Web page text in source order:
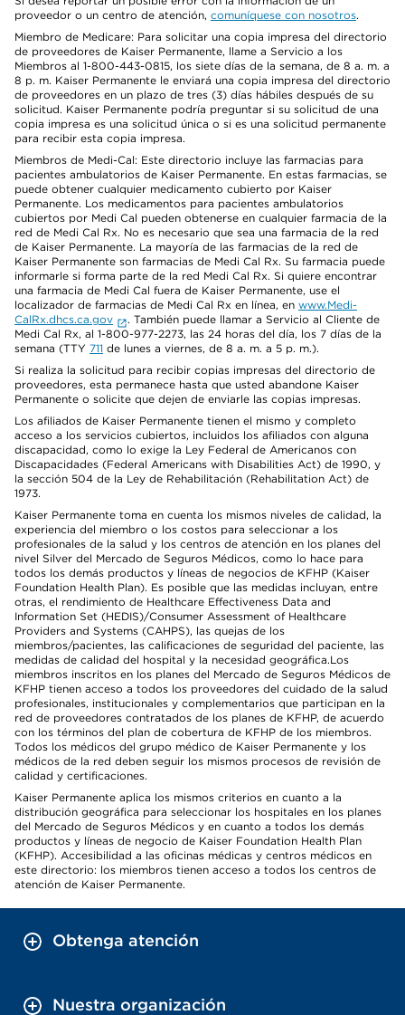
proveedor o un centro de atención, comuníquese con nosotros.
Miembro de Medicare: Para solicitar una copia impresa del directorio
de proveedores de Kaiser Permanente, llame a Servicio a los
Miembros al 1-800-443-0815, los siete días de la semana, de 8 a. m. a
8 p. m. Kaiser Permanente le enviará una copia impresa del directorio
de proveedores en un plazo de tres (3) días hábiles después de su
solicitud. Kaiser Permanente podría preguntar si su solicitud de una
copia impresa es una solicitud única o si es una solicitud permanente
para recibir esta copia impresa.
Miembros de Medi-Cal: Este directorio incluye las farmacias para
pacientes ambulatorios de Kaiser Permanente. En estas farmacias, se
puede obtener cualquier medicamento cubierto por Kaiser
Permanente. Los medicamentos para pacientes ambulatorios
cubiertos por Medi Cal pueden obtenerse en cualquier farmacia de la
red de Medi Cal Rx. No es necesario que sea una farmacia de la red
de Kaiser Permanente. La mayoría de las farmacias de la red de
Kaiser Permanente son farmacias de Medi Cal Rx. Su farmacia puede
informarle si forma parte de la red Medi Cal Rx. Si quiere encontrar
una farmacia de Medi Cal fuera de Kaiser Permanente, use el
localizador de farmacias de Medi Cal Rx en línea, en www.Medi-
CalRx.dhcs.ca.gov
. También puede llamar a Servicio al Cliente de
Medi Cal Rx, al 1-800-977-2273, las 24 horas del día, los 7 días de la
semana (TTY 711 de lunes a viernes, de 8 a. m. a 5 p. m.).
Si realiza la solicitud para recibir copias impresas del directorio de
proveedores, esta permanece hasta que usted abandone Kaiser
Permanente o solicite que dejen de enviarle las copias impresas.
Los afiliados de Kaiser Permanente tienen el mismo y completo
acceso a los servicios cubiertos, incluidos los afiliados con alguna
discapacidad, como lo exige la Ley Federal de Americanos con
Discapacidades (Federal Americans with Disabilities Act) de 1990, y
la sección 504 de la Ley de Rehabilitación (Rehabilitation Act) de
1973.
Kaiser Permanente toma en cuenta los mismos niveles de calidad, la
experiencia del miembro o los costos para seleccionar a los
profesionales de la salud y los centros de atención en los planes del
nivel Silver del Mercado de Seguros Médicos, como lo hace para
todos los demás productos y líneas de negocios de KFHP (Kaiser
Foundation Health Plan). Es posible que las medidas incluyan, entre
otras, el rendimiento de Healthcare Effectiveness Data and
Information Set (HEDIS)/Consumer Assessment of Healthcare
Providers and Systems (CAHPS), las quejas de los
miembros/pacientes, las calificaciones de seguridad del paciente, las
medidas de calidad del hospital y la necesidad geográfica.Los
miembros inscritos en los planes del Mercado de Seguros Médicos de
KFHP tienen acceso a todos los proveedores del cuidado de la salud
profesionales, institucionales y complementarios que participan en la
red de proveedores contratados de los planes de KFHP, de acuerdo
con los términos del plan de cobertura de KFHP de los miembros.
Todos los médicos del grupo médico de Kaiser Permanente y los
médicos de la red deben seguir los mismos procesos de revisión de
calidad y certificaciones.
Kaiser Permanente aplica los mismos criterios en cuanto a la
distribución geográfica para seleccionar los hospitales en los planes
del Mercado de Seguros Médicos y en cuanto a todos los demás
productos y líneas de negocio de Kaiser Foundation Health Plan
(KFHP). Accesibilidad a las oficinas médicas y centros médicos en
este directorio: los miembros tienen acceso a todos los centros de
atención de Kaiser Permanente.
Obtenga atención
Nuestra organización